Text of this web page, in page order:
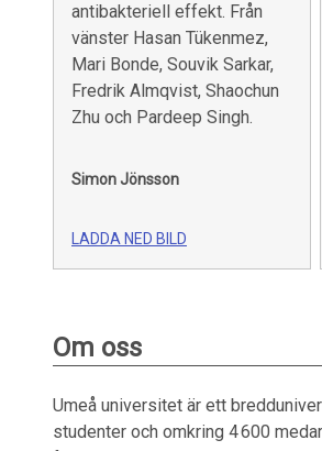
antibakteriell effekt. Från
vänster Hasan Tükenmez,
Mari Bonde, Souvik Sarkar,
Fredrik Almqvist, Shaochun
Zhu och Pardeep Singh.
Simon Jönsson
LADDA NED BILD
Om oss
Umeå universitet är ett
studenter och omkring 4 600